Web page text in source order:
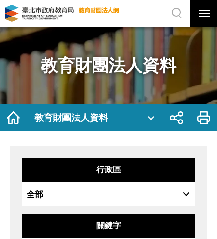
教
育
團
資
料
府
局
法
網
站
選
選
單
關
網
站
尋
教育財團法人資料
首
教育財團法人資料
展
鈕
列
行政區
關鍵字